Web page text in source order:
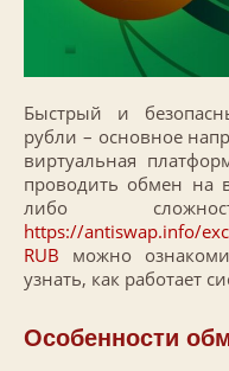
Быстрый и
рубли – основное
виртуальная
проводить обмен на
либо
https://antiswap.info/
RUB можно
узнать, как работает
Особенности